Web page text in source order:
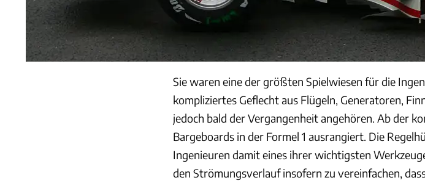
Sie waren eine der größten Spielwiesen für die
kompliziertes Geflecht aus Flügeln, Generatoren,
jedoch bald der Vergangenheit angehören. Ab der
Bargeboards in der Formel 1 ausrangiert. Die
Ingenieuren damit eines ihrer wichtigsten
den Strömungsverlauf insofern zu vereinfachen,